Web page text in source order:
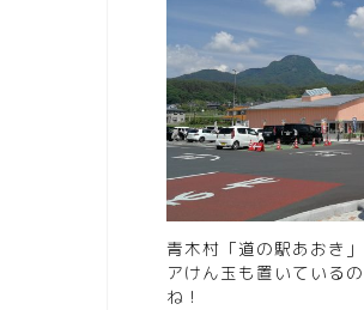
青木村「道の駅あおき
アけん玉も置いている
ね！